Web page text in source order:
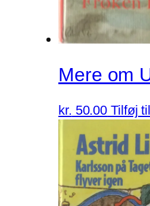
Mere om
kr. 50.00 Tilføj